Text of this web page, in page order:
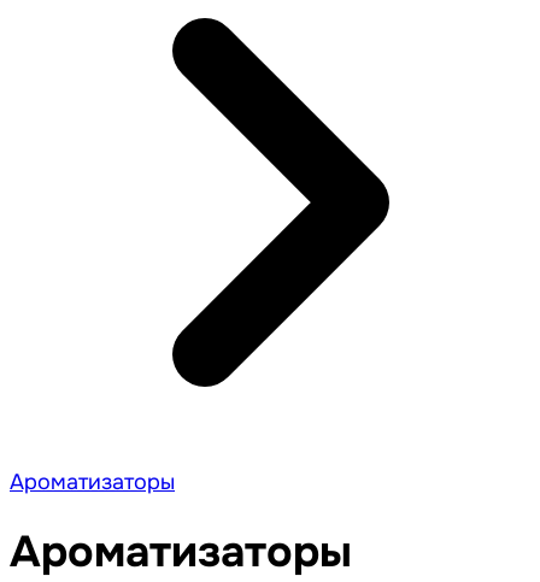
Ароматизаторы
Ароматизаторы